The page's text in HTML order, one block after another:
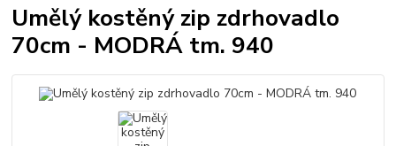
Umělý kostěný zip zdrhovadlo
70cm - MODRÁ tm. 940